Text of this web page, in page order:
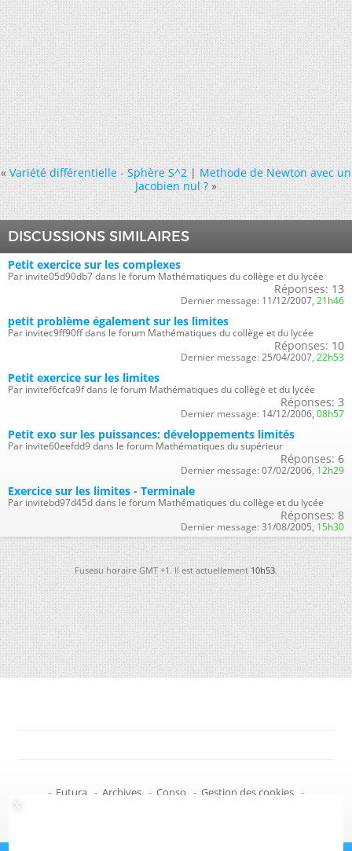
« Variété différentielle - Sphère S^2|Methode de Newton avec un
Jacobien nul ? »
DISCUSSIONS SIMILAIRES
Petit exercice sur les complexes
Par invite05d90db7 dans le forum Mathématiques du collège et du lycée
Réponses: 13
Dernier message: 11/12/2007, 21h46
petit problème également sur les limites
Par invitec9ff90ff dans le forum Mathématiques du collège et du lycée
Réponses: 10
Dernier message: 25/04/2007, 22h53
Petit exercice sur les limites
Par invitef6cfca9f dans le forum Mathématiques du collège et du lycée
Réponses: 3
Dernier message: 14/12/2006, 08h57
Petit exo sur les puissances: développements limités
Par invite60eefdd9 dans le forum Mathématiques du supérieur
Réponses: 6
Dernier message: 07/02/2006, 12h29
Exercice sur les limites - Terminale
Par invitebd97d45d dans le forum Mathématiques du collège et du lycée
Réponses: 8
Dernier message: 31/08/2005, 15h30
Fuseau horaire GMT +1. Il est actuellement10h53.
- Futura - Archives - Conso - Gestion des cookies -